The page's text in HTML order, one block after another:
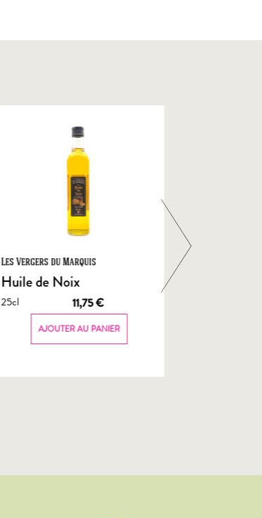
Les Vergers du Marquis
Huile de Noix
25cl 11,75€
AJOUTER AU PANIER